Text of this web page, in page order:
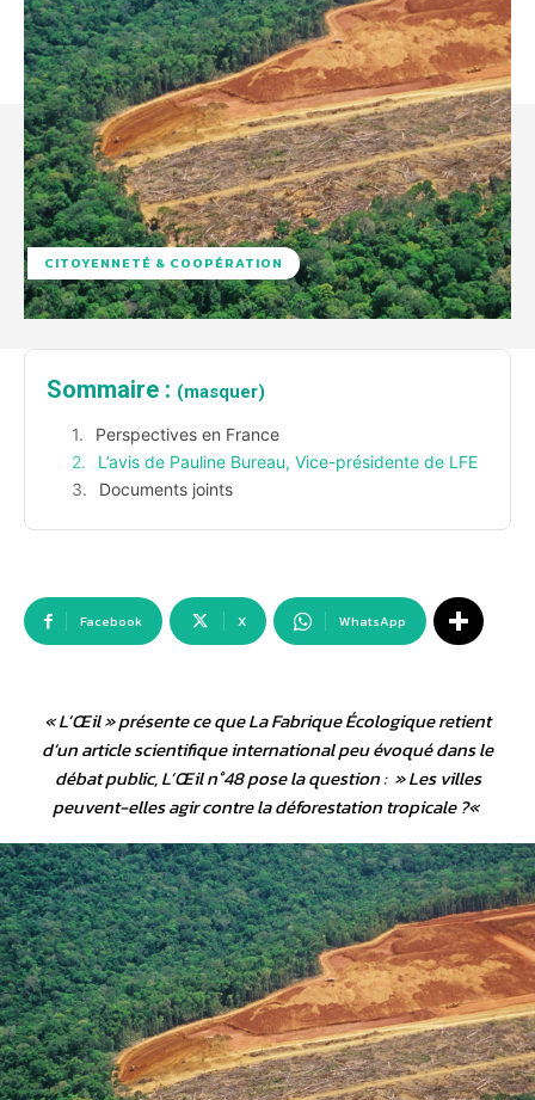
CITOYENNETÉ & COOPÉRATION
Sommaire : (masquer)
Perspectives en France
L’avis de Pauline Bureau, Vice-présidente de LFE
Documents joints
Facebook X WhatsApp
« L’Œil » présente ce que La Fabrique Écologique retient
d’un article scientifique international peu évoqué dans le
débat public, L’Œil n°48 pose la question : »Les villes
peuvent-elles agir contre la déforestation tropicale ?«